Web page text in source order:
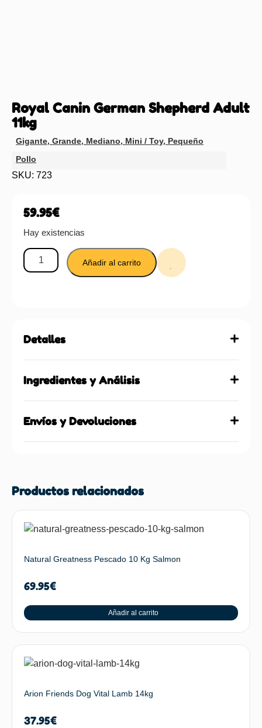
Royal Canin German Shepherd Adult
11kg
Gigante, Grande, Mediano, Mini / Toy, Pequeño
Pollo
SKU: 723
59.95€
Hay existencias
Añadir al carrito
Detalles
Ingredientes y Análisis
Envíos y Devoluciones
Productos relacionados
Natural Greatness Pescado 10 Kg Salmon
69.95€
Añadir al carrito
Arion Friends Dog Vital Lamb 14kg
37.95€